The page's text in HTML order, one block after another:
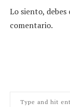
Lo siento, debes
comentario.